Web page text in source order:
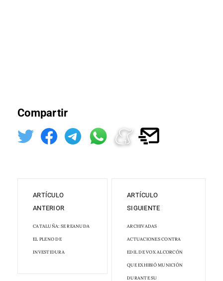
Compartir
ARTÍCULO
ANTERIOR
CATALUÑA: SE REANUDA
EL PLENO DE
INVESTIDURA
ARTÍCULO
SIGUIENTE
ARCHIVADAS
ACTUACIONES CONTRA
EDIL DE VOX ALCORCÓN
QUE EXHIBIÓ MUNICIÓN
DURANTE SU